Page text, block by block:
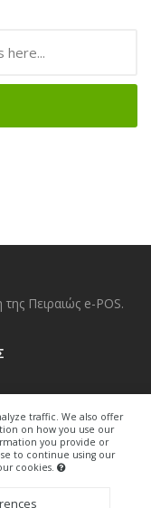
traffic. We also offer
on how you use our
you provide or
to continue using our
cookies.
Πειραιώς e-POS.